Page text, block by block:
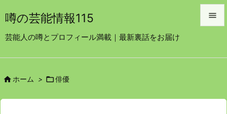
噂の芸能情報115
芸能人の噂とプロフィール満載｜最新裏話をお届け

前へ
ホーム > 俳優